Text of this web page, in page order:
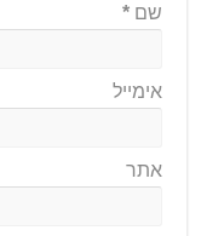
שם*
אימייל
אתר